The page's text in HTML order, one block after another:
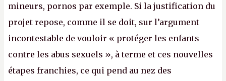
mineurs, pornos par exemple. Si la justification du
projet repose, comme il se doit, sur l’argument
incontestable de vouloir « protéger les enfants
contre les abus sexuels », à terme et ces nouvelles
étapes franchies, ce qui pend au nez des